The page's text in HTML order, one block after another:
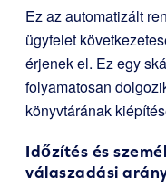
Ez az automatizált
ügyfelet
érjenek el. Ez egy
folyamatosan
könyvtárának
Időzítés és
válaszadási